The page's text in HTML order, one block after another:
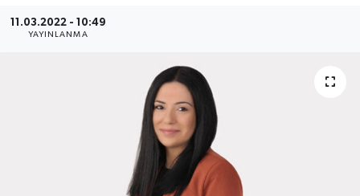
11.03.2022 - 10:49
YAYINLANMA
SEKTÖR